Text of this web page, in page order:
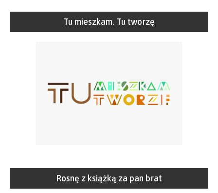
Tu mieszkam. Tu tworzę
Rosnę z książką za pan brat